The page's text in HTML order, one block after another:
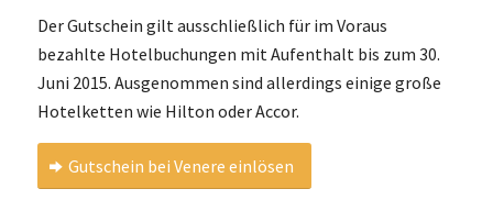
Der Gutschein gilt ausschließlich für im Voraus
bezahlte Hotelbuchungen mit Aufenthalt bis zum 30.
Juni 2015. Ausgenommen sind allerdings einige große
Hotelketten wie Hilton oder Accor.
Gutschein bei Venere einlösen